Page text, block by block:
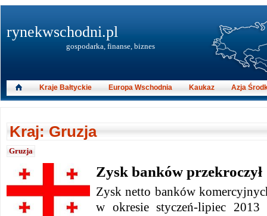
Kraj: Gruzja
Gruzja
Zysk banków
Zysk netto banków
w okresie styczeń-lipiec 2013
rynekwschodni.pl
gospodarka, finanse, biznes
Kraje Bałtyckie Europa Wschodnia Kaukaz Azja